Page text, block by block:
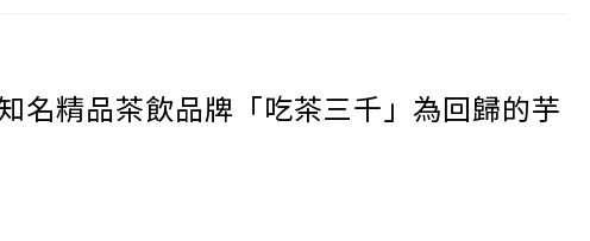
名精品茶飲品牌「吃茶三千」為回歸的芋